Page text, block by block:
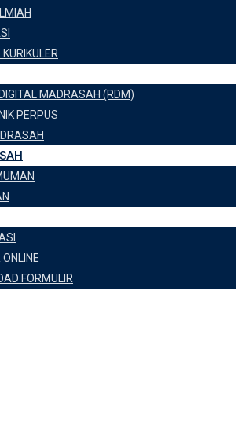
MADRASAH (RDM)
PERPUS
FORMULIR